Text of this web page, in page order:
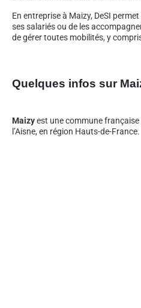
En entreprise à Maizy, DeSI
ses salariés ou de les
de gérer toutes mobilités, y
Quelques infos sur
Maizyest une commune
l’Aisne, en région Hauts-de-France.